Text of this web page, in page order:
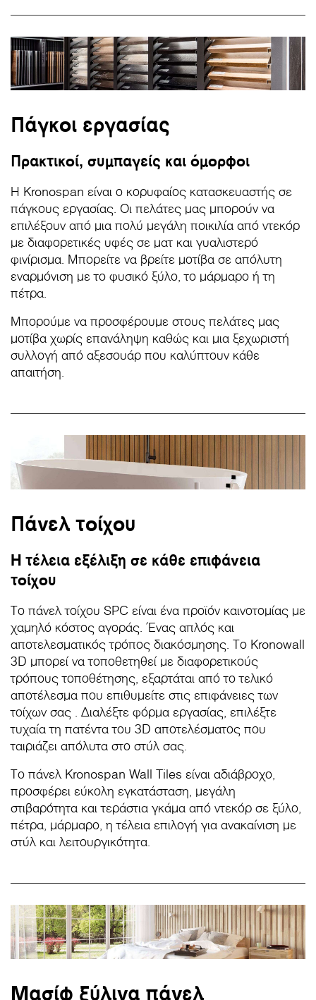
Πάγκοι εργασίας
Πρακτικοί, συμπαγείς και όμορφοι
Η Kronospan είναι ο κορυφαίος κατασκευαστής σε
πάγκους εργασίας. Οι πελάτες μας μπορούν να
επιλέξουν από μια πολύ μεγάλη ποικιλία από ντεκόρ
με διαφορετικές υφές σε ματ και γυαλιστερό
φινίρισμα. Μπορείτε να βρείτε μοτίβα σε απόλυτη
εναρμόνιση με το φυσικό ξύλο, το μάρμαρο ή τη
πέτρα.
Μπορούμε να προσφέρουμε στους πελάτες μας
μοτίβα χωρίς επανάληψη καθώς και μια ξεχωριστή
συλλογή από αξεσουάρ που καλύπτουν κάθε
απαιτήση.
Πάνελ τοίχου
Η τέλεια εξέλιξη σε κάθε επιφάνεια
τοίχου
Το πάνελ τοίχου SPC είναι ένα προϊόν καινοτομίας με
χαμηλό κόστος αγοράς. Ένας απλός και
αποτελεσματικός τρόπος διακόσμησης. Το Kronowall
3D μπορεί να τοποθετηθεί με διαφορετικούς
τρόπους τοποθέτησης, εξαρτάται από το τελικό
αποτέλεσμα που επιθυμείτε στις επιφάνειες των
τοίχων σας . Διαλέξτε φόρμα εργασίας, επιλέξτε
τυχαία τη πατέντα του 3D αποτελέσματος που
ταιριάζει απόλυτα στο στύλ σας.
Το πάνελ Kronospan Wall Tiles είναι αδιάβροχο,
προσφέρει εύκολη εγκατάσταση, μεγάλη
στιβαρότητα και τεράστια γκάμα από ντεκόρ σε ξύλο,
πέτρα, μάρμαρο, η τέλεια επιλογή για ανακαίνιση με
στύλ και λειτουργικότητα.
Μασίφ ξύλινα πάνελ